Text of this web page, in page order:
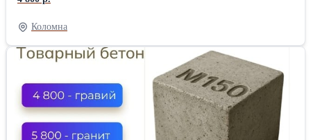
зафиксирована за вашим номером телефона до конца недели.
Доставка бетона и раствора — круглосуточно, без выходных.
Оформите заявку прямо сейчас, чтобы зафиксировать цену.
Коломна